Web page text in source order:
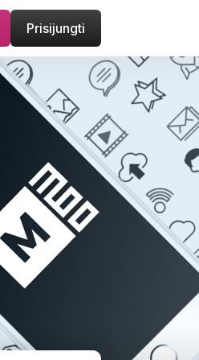
Prisijungti